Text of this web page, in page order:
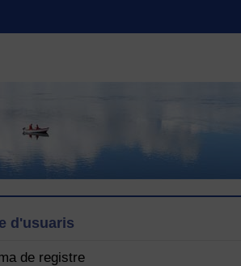
d'usuaris
de registre